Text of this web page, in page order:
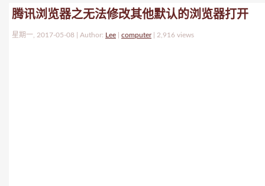
腾讯浏览器之无法修改其他默认的浏览器打开
星期一, 2017-05-08 | Author: Lee computer| 2,916 views